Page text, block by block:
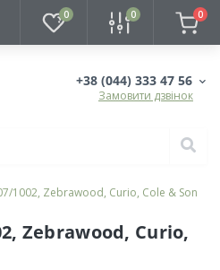
0 0 0
+38 (044) 333 47 56
Замовити дзвінок
1002, Zebrawood, Curio, Cole & Son
Zebrawood, Curio,